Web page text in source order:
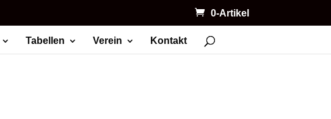
0-Artikel
Tabellen Verein Kontakt